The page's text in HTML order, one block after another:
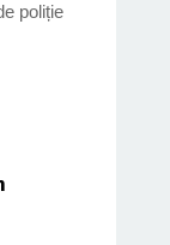
poliție